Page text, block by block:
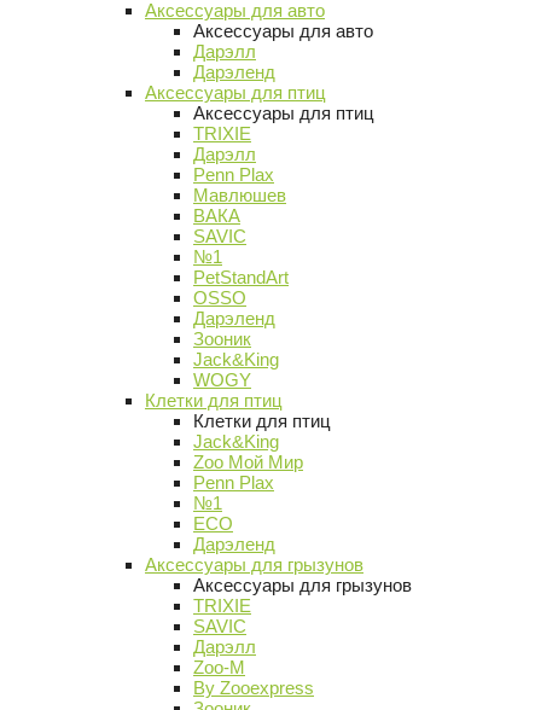
Аксессуары для авто
Аксессуары для авто
Дарэлл
Дарэленд
Аксессуары для птиц
Аксессуары для птиц
TRIXIE
Дарэлл
Penn Plax
Мавлюшев
ВАКА
SAVIC
№1
PetStandArt
OSSO
Дарэленд
Зооник
Jack&King
WOGY
Клетки для птиц
Клетки для птиц
Jack&King
Zoo Мой Мир
Penn Plax
№1
ECO
Дарэленд
Аксессуары для грызунов
Аксессуары для грызунов
TRIXIE
SAVIC
Дарэлл
Zoo-M
By Zooexpress